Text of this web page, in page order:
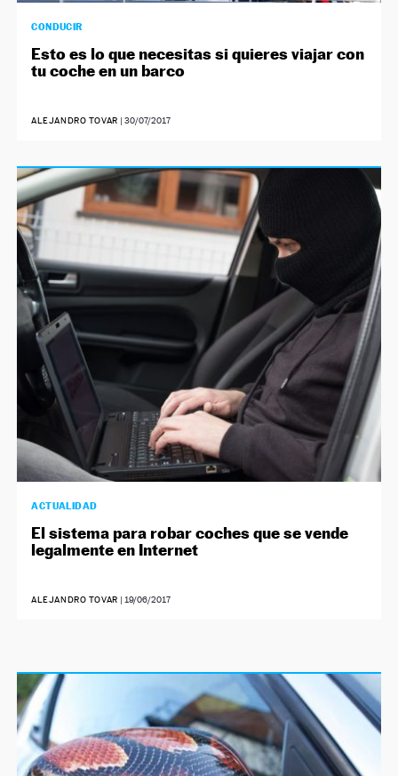
CONDUCIR
Esto es lo que necesitas si quieres viajar con
tu coche en un barco
ALEJANDRO TOVAR |30/07/2017
ACTUALIDAD
El sistema para robar coches que se vende
legalmente en Internet
ALEJANDRO TOVAR | 19/06/2017